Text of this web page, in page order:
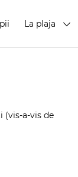
La plaja
(vis-a-vis de